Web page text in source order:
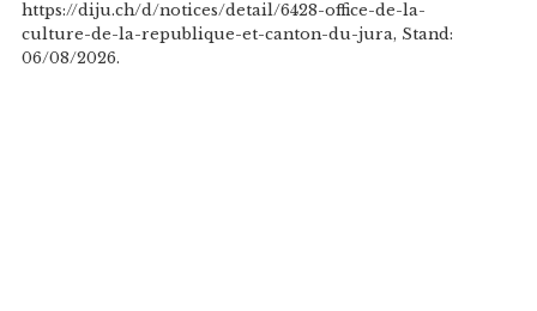
https://diju.ch/d/notices/detail/6428-office-de-la-
culture-de-la-republique-et-canton-du-jura, Stand:
06/08/2026.